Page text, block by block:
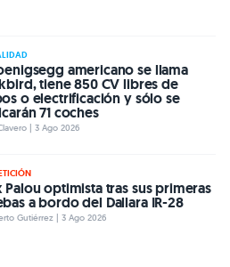
americano se llama
tiene 850 CV libres de
o electrificación y sólo se
71 coches
| 3 Ago 2026
Palou optimista tras sus primeras
a bordo del Dallara IR-28
Gutiérrez | 3 Ago 2026